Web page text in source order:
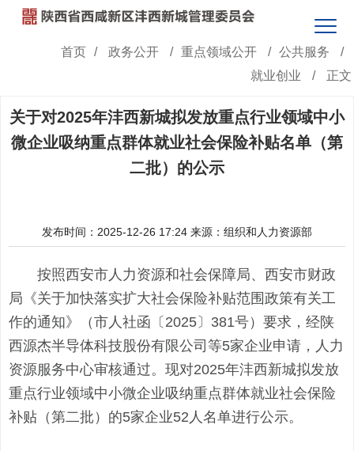
首页 / 政务公开 / 重点领域公开 / 公共服务
/
就业创业
/ 正文
关于对2025年沣西新城拟发放重点行业领域中小
微企业吸纳重点群体就业社会保险补贴名单（第
二批）的公示
发布时间：2025-12-26 17:24 来源：组织和人力资源部
按照西安市人力资源和社会保障局、西安市财政
局《关于加快落实扩大社会保险补贴范围政策有关工
作的通知》（市人社函〔2025〕381号）要求，经陕
西源杰半导体科技股份有限公司等5家企业申请，人力
资源服务中心审核通过。现对2025年沣西新城拟发放
重点行业领域中小微企业吸纳重点群体就业社会保险
补贴（第二批）的5家企业52人名单进行公示。